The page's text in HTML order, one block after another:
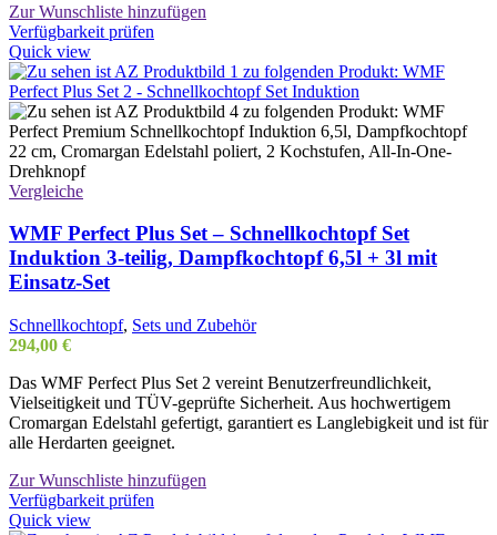
Zur Wunschliste hinzufügen
Verfügbarkeit prüfen
Quick view
Vergleiche
WMF Perfect Plus Set – Schnellkochtopf Set
Induktion 3-teilig, Dampfkochtopf 6,5l + 3l mit
Einsatz-Set
Schnellkochtopf, Sets und Zubehör
294,00 €
Das WMF Perfect Plus Set 2 vereint Benutzerfreundlichkeit,
Vielseitigkeit und TÜV-geprüfte Sicherheit. Aus hochwertigem
Cromargan Edelstahl gefertigt, garantiert es Langlebigkeit und ist für
alle Herdarten geeignet.
Zur Wunschliste hinzufügen
Verfügbarkeit prüfen
Quick view